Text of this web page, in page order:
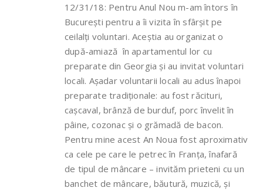
12/31/18: Pentru Anul Nou m-am întors în
București pentru a îi vizita în sfârșit pe
ceilalți voluntari. Aceștia au organizat o
după-amiază în apartamentul lor cu
preparate din Georgia și au invitat voluntari
locali. Așadar voluntarii locali au adus înapoi
preparate tradiționale: au fost răcituri,
cașcaval, brânză de burduf, porc învelit în
pâine, cozonac și o grămadă de bacon.
Pentru mine acest An Noua fost aproximativ
ca cele pe care le petrec în Franța, înafară
de tipul de mâncare – invităm prieteni cu un
banchet de mâncare, băutură, muzică, și